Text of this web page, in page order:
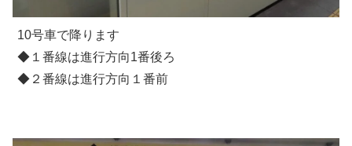
10号車で降ります
◆１番線は進行方向1番後ろ
◆２番線は進行方向１番前